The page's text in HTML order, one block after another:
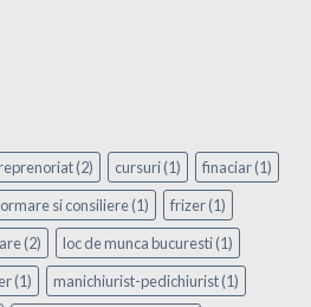
(2) cursuri(1) finaciar(1)
si consiliere(1) frizer(1)
(2) loc de munca bucuresti(1)
(1) manichiurist-pedichiurist(1)